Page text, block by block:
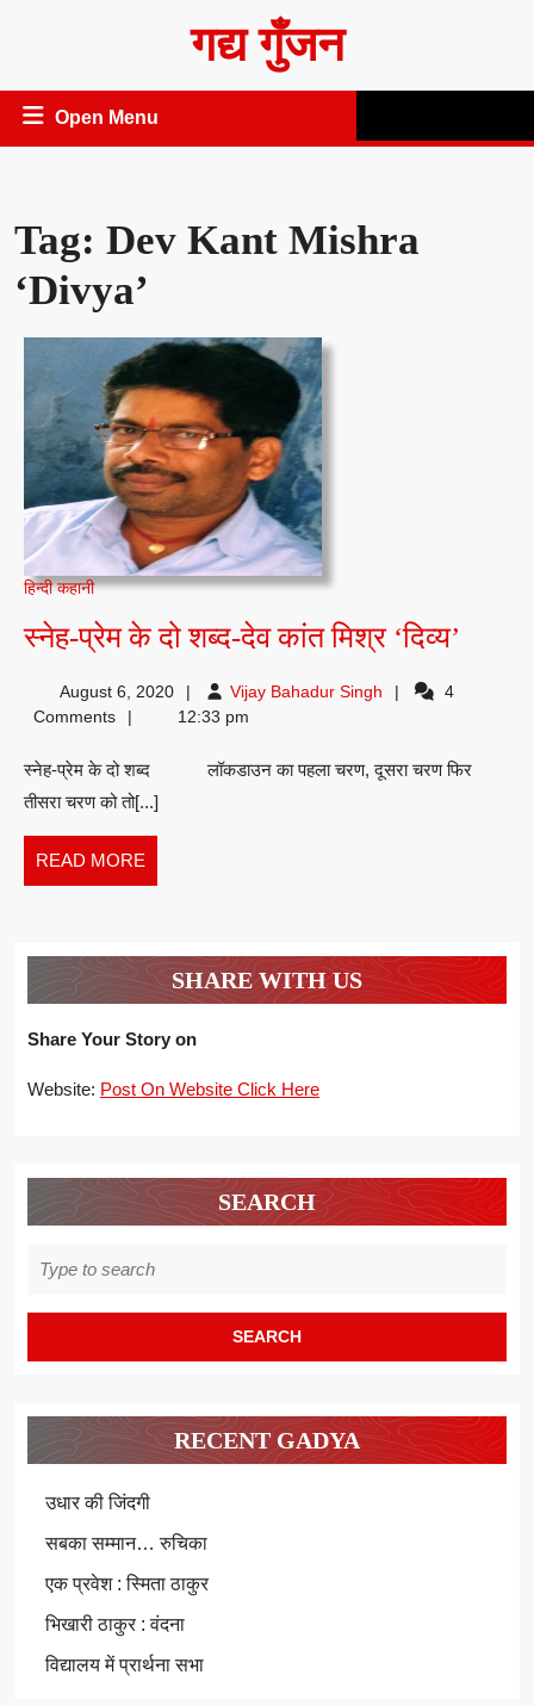
गद्य गुँजन
Open Menu
Tag: Dev Kant Mishra
‘Divya’
हिन्दी कहानी
स्नेह-प्रेम के दो शब्द-देव कांत मिश्र ‘दिव्य’
शब्द-
August 6, 2020 Vijay Bahadur Singh Vijay
4
Comments
12:33 pm
स्नेह-प्रेम के दो शब्द लॉकडाउन का पहला चरण, दूसरा चरण फिर
तीसरा चरण को तो[...]
READ MORE
MORE
SHARE WITH US
Share Your Story on
Website: Post On Website Click Here
SEARCH
for:
RECENT GADYA
उधार की जिंदगी
सबका सम्मान… रुचिका
एक प्रवेश : स्मिता ठाकुर
भिखारी ठाकुर : वंदना
विद्यालय में प्रार्थना सभा